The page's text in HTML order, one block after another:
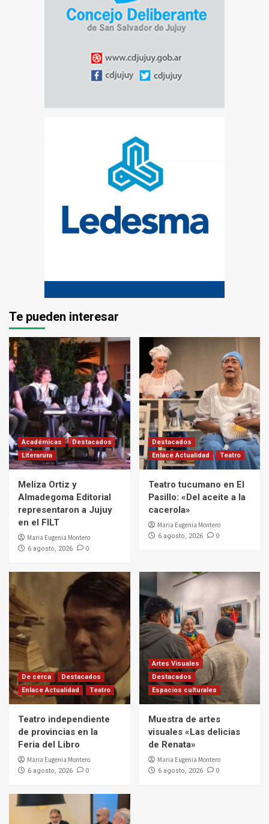
Te pueden interesar
Académicas
Destacados
Literarura
Meliza Ortiz y
Almadegoma Editorial
representaron a Jujuy
en el FILT
Maria Eugenia Montero
6 agosto, 2026 0
Destacados
Enlace Actualidad
Teatro
Teatro tucumano en El
Pasillo: «Del aceite a la
cacerola»
Maria Eugenia Montero
6 agosto, 2026 0
De cerca
Destacados
Enlace Actualidad
Teatro
Teatro independiente
de provincias en la
Feria del Libro
Maria Eugenia Montero
6 agosto, 2026 0
Artes Visuales
Destacados
Espacios culturales
Muestra de artes
visuales «Las delicias
de Renata»
Maria Eugenia Montero
6 agosto, 2026 0